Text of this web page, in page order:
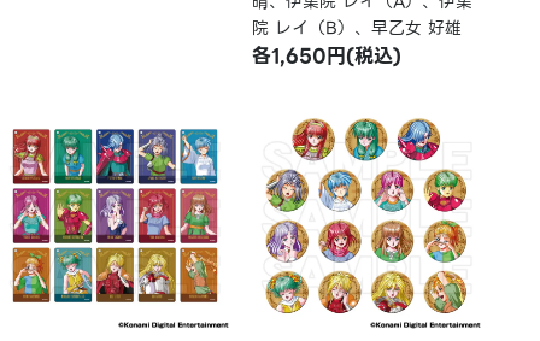
院 レイ（B）、早乙女 好雄
各1,650円(税込)